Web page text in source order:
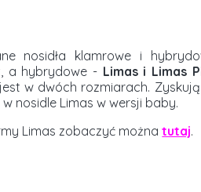
nosidła klamrowe i
, a hybrydowe - Limas i Limas
w dwóch rozmiarach.
nosidle Limas w wersji baby.
Limas zobaczyć możnatutaj.